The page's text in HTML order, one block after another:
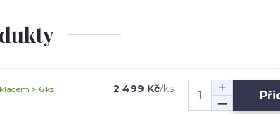
2 499 Kč/ks
> 6 ks